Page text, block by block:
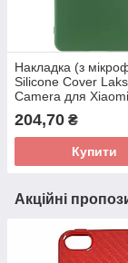
Накладка (з
Silicone Cover
Camera для
зелений
204,70 ₴
Купити
Акційні